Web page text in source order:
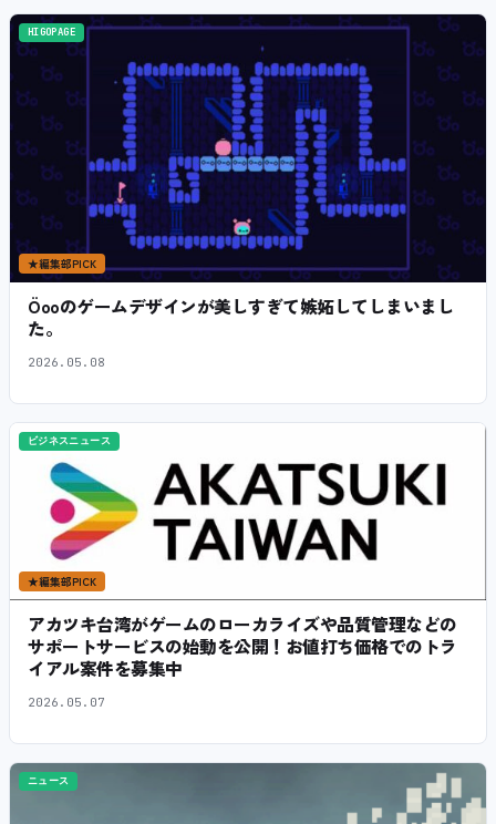
HIGOPAGE
★編集部PICK
Öooのゲームデザインが美しすぎて嫉妬してしまいまし
た。
2026.05.08
ビジネスニュース
★編集部PICK
アカツキ台湾がゲームのローカライズや品質管理などの
サポートサービスの始動を公開！お値打ち価格でのトラ
イアル案件を募集中
2026.05.07
ニュース